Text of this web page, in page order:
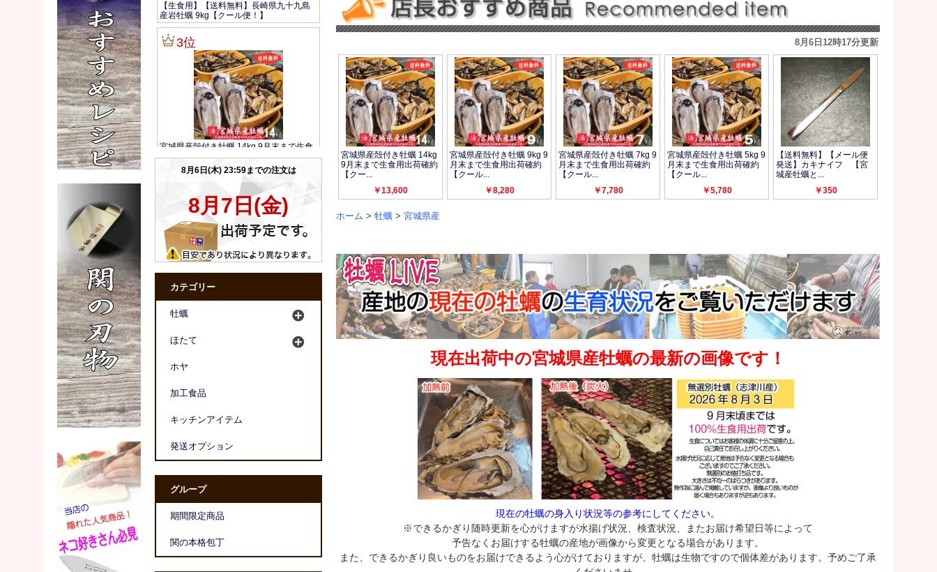
ホーム > 牡蠣 > 宮城県産
現在出荷中の宮城県産牡蠣の最新の画像です！
現在の牡蠣の身入り状況等の参考にしてください。
※できるかぎり随時更新を心がけますが水揚げ状況、検査状況、またお届け希望日等によって
予告なくお届けする牡蠣の産地が画像から変更となる場合があります。
また、できるかぎり良いものをお届けできるよう心がけておりますが、牡蠣は生物ですので個体差があります。予めご了承
カテゴリー
牡蠣
ほたて
ホヤ
加工食品
キッチンアイテム
発送オプション
グループ
期間限定商品
関の本格包丁